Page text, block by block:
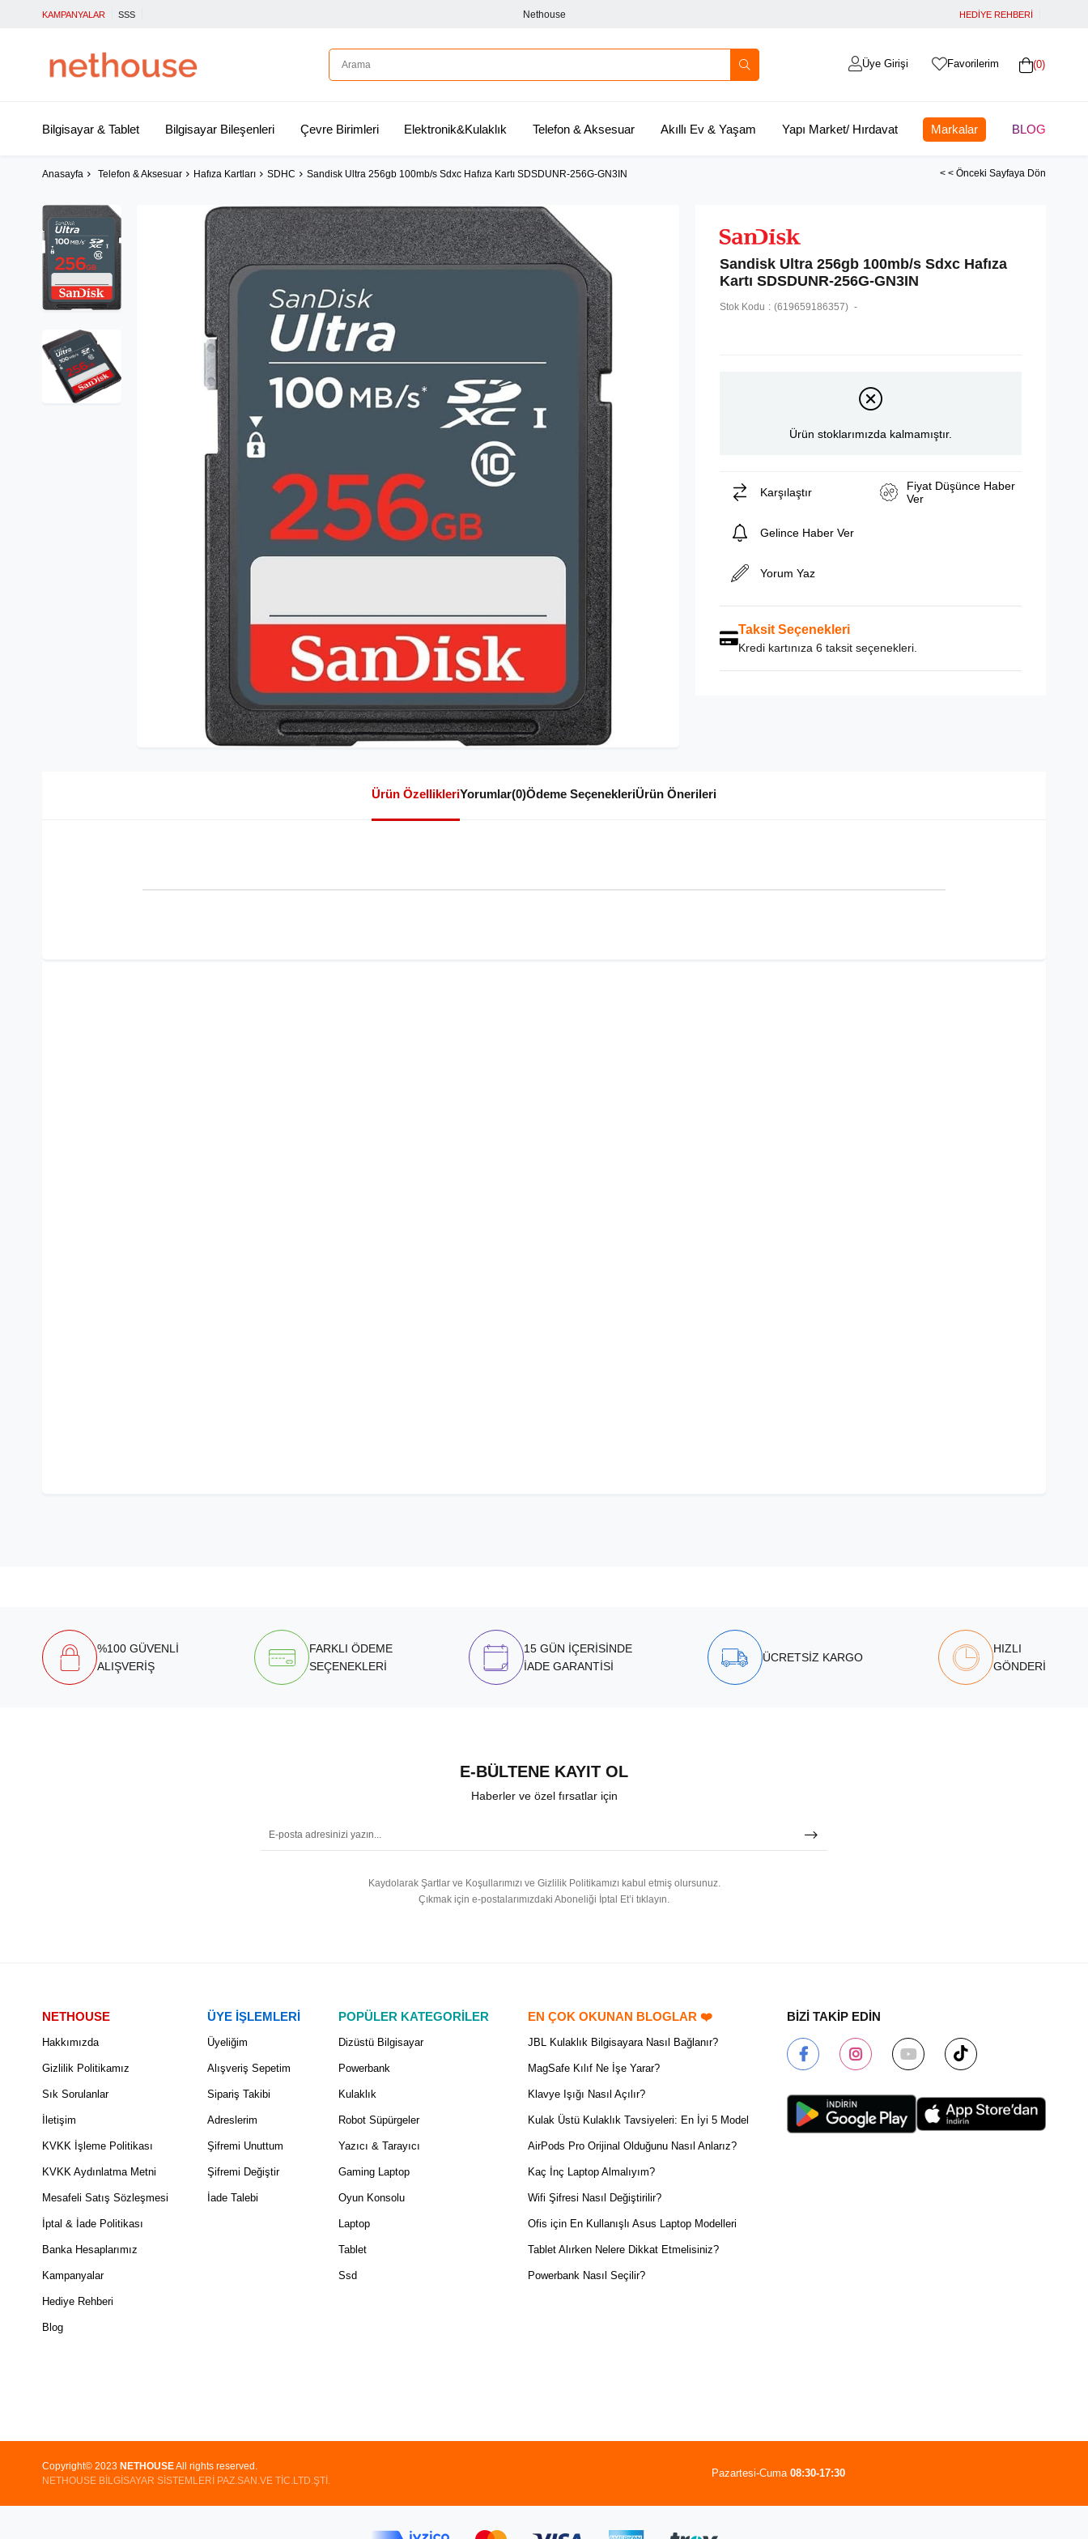
KAMPANYALAR SSS Nethouse HEDİYE REHBERİ
0
Favorilerim
Üye Girişi
Bilgisayar & Tablet Bilgisayar Bileşenleri Çevre Birimleri Elektronik&Kulaklık Telefon & Aksesuar Akıllı Ev & Yaşam Yapı Market/ Hırdavat Markalar BLOG
Anasayfa Telefon & Aksesuar Hafıza Kartları SDHC Sandisk Ultra 256gb 100mb/s Sdxc Hafıza Kartı SDSDUNR-256G-GN3IN < < Önceki Sayfaya Dön
Sandisk Ultra 256gb 100mb/s Sdxc Hafıza
Kartı SDSDUNR-256G-GN3IN
Stok Kodu (619659186357)
Ürün stoklarımızda kalmamıştır.
Karşılaştır
Fiyat Düşünce Haber
Ver
Gelince Haber Ver
Yorum Yaz
Taksit Seçenekleri
Kredi kartınıza 6 taksit seçenekleri.
Ürün ÖzellikleriYorumlar(0)Ödeme SeçenekleriÜrün Önerileri
%100 GÜVENLİ
ALIŞVERİŞ
FARKLI ÖDEME
SEÇENEKLERİ
15 GÜN İÇERİSİNDE
İADE GARANTİSİ
ÜCRETSİZ KARGO
HIZLI
GÖNDERİ
E-BÜLTENE KAYIT OL
Haberler ve özel fırsatlar için
Kaydolarak Şartlar ve Koşullarımızı ve Gizlilik Politikamızı kabul etmiş olursunuz.
Çıkmak için e-postalarımızdaki Aboneliği İptal Et’i tıklayın.
NETHOUSE
Hakkımızda
Gizlilik Politikamız
Sık Sorulanlar
İletişim
KVKK İşleme Politikası
KVKK Aydınlatma Metni
Mesafeli Satış Sözleşmesi
İptal & İade Politikası
Banka Hesaplarımız
Kampanyalar
Hediye Rehberi
Blog
ÜYE İŞLEMLERİ
Üyeliğim
Alışveriş Sepetim
Sipariş Takibi
Adreslerim
Şifremi Unuttum
Şifremi Değiştir
İade Talebi
POPÜLER KATEGORİLER
Dizüstü Bilgisayar
Powerbank
Kulaklık
Robot Süpürgeler
Yazıcı & Tarayıcı
Gaming Laptop
Oyun Konsolu
Laptop
Tablet
Ssd
EN ÇOK OKUNAN BLOGLAR ❤️
JBL Kulaklık Bilgisayara Nasıl Bağlanır?
MagSafe Kılıf Ne İşe Yarar?
Klavye Işığı Nasıl Açılır?
Kulak Üstü Kulaklık Tavsiyeleri: En İyi 5 Model
AirPods Pro Orijinal Olduğunu Nasıl Anlarız?
Kaç İnç Laptop Almalıyım?
Wifi Şifresi Nasıl Değiştirilir?
Ofis için En Kullanışlı Asus Laptop Modelleri
Tablet Alırken Nelere Dikkat Etmelisiniz?
Powerbank Nasıl Seçilir?
BİZİ TAKİP EDİN
Copyright© 2023 NETHOUSEAll rights reserved.
NETHOUSE BİLGİSAYAR SİSTEMLERİ PAZ.SAN.VE TİC.LTD.ŞTİ.
Pazartesi-Cuma 08:30-17:30